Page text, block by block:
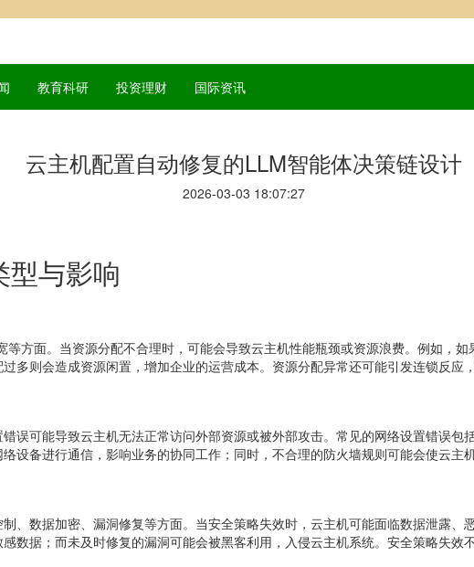
教育科研 投资理财 国际资讯
云主机配置自动修复的LLM智能体决策链设计
2026-03-03 18:07:27
型与影响
方面。当资源分配不合理时，可能会导致云主机性能瓶颈或资源浪费。例如，
多则会造成资源闲置，增加企业的运营成本。资源分配异常还可能引发连锁反应
误可能导致云主机无法正常访问外部资源或被外部攻击。常见的网络设置错误包
设备进行通信，影响业务的协同工作；同时，不合理的防火墙规则可能会使云主
、数据加密、漏洞修复等方面。当安全策略失效时，云主机可能面临数据泄露、
数据；而未及时修复的漏洞可能会被黑客利用，入侵云主机系统。安全策略失效